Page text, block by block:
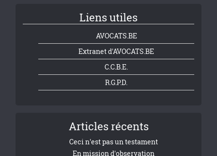
Liens utiles
AVOCATS.BE
Extranet d'AVOCATS.BE
C.C.B.E.
R.G.P.D.
Articles récents
Ceci n'est pas un testament
En mission d'observation